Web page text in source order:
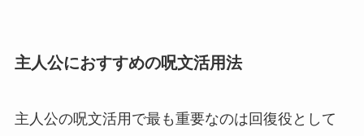
主人公におすすめの呪文活用法
主人公の呪文活用で最も重要なのは回復役として